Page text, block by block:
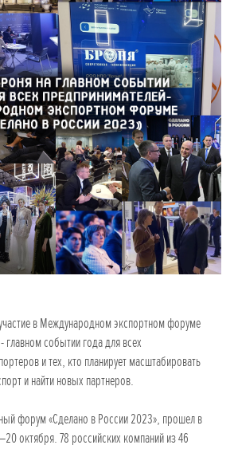
в Международном экспортном форуме
главном событии года для всех
и тех, кто планирует масштабировать
и найти новых партнеров.
форум «Сделано в России 2023», прошел в
октября. 78 российских компаний из 46